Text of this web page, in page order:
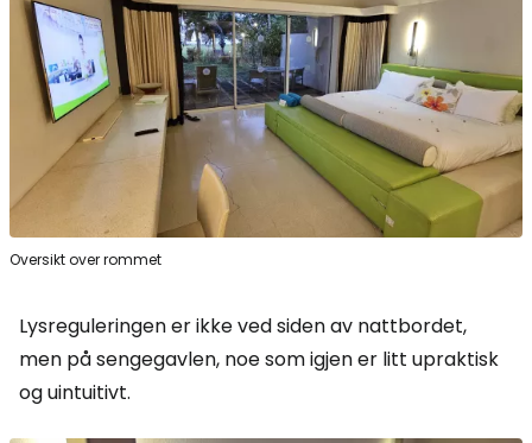
Oversikt over rommet
Lysreguleringen er ikke ved siden av nattbordet,
men på sengegavlen, noe som igjen er litt upraktisk
og uintuitivt.